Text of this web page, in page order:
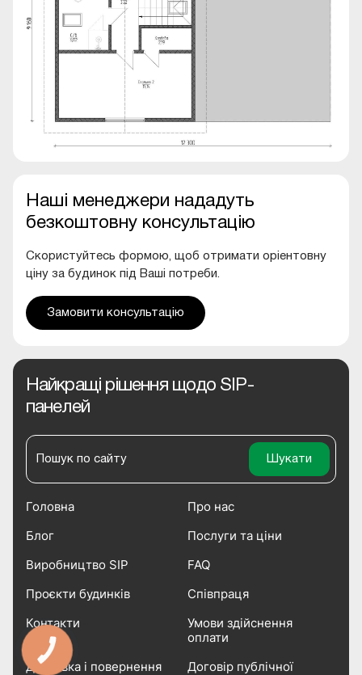
Наші менеджери нададуть
безкоштовну консультацію
Скористуйтесь формою, щоб отримати оріентовну
ціну за будинок під Ваші потреби.
Замовити консультацію
Найкращі рішення щодо SIP-
панелей
Головна
Про нас
Блог
Послуги та ціни
Виробництво SIP
FAQ
Проєкти будинків
Співпраця
Контакти
Умови здійснення
оплати
Доставка і повернення
Договір публічної